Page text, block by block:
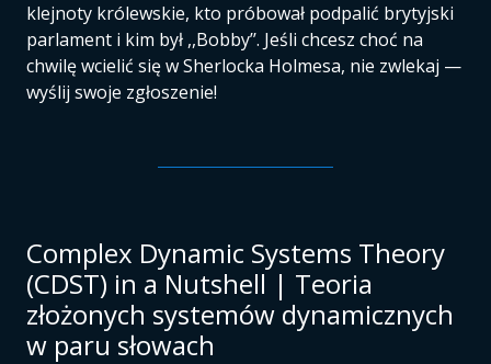
klejnoty królewskie, kto próbował podpalić brytyjski
parlament i kim był ,,Bobby’’. Jeśli chcesz choć na
chwilę wcielić się w Sherlocka Holmesa, nie zwlekaj —
wyślij swoje zgłoszenie!
Complex Dynamic Systems Theory
(CDST) in a Nutshell | Teoria
złożonych systemów dynamicznych
w paru słowach